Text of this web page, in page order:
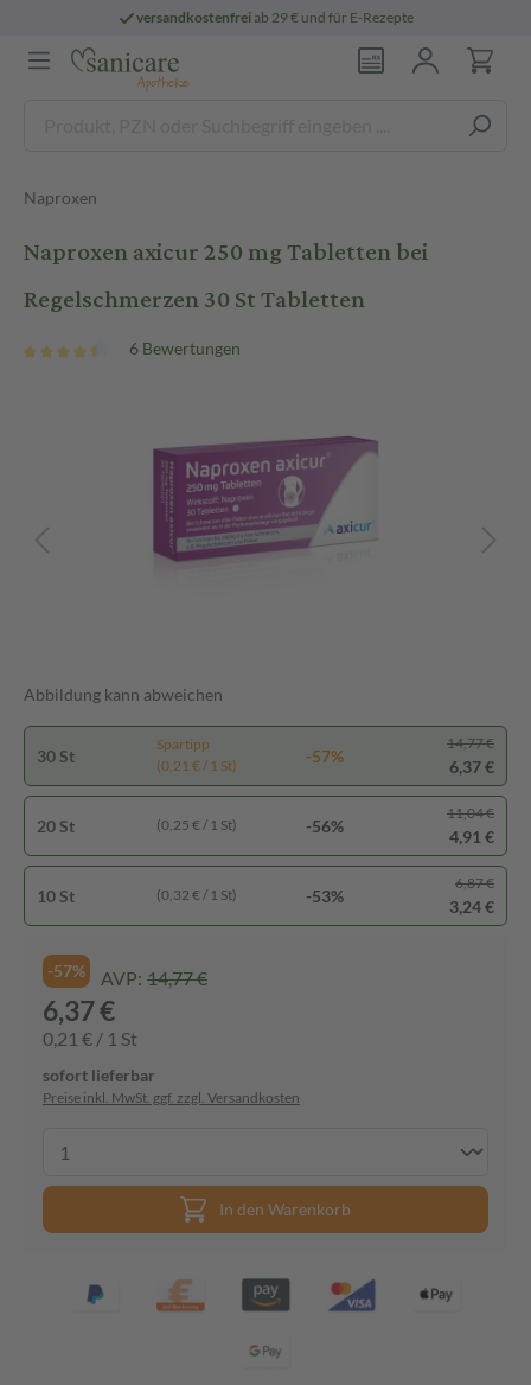
versandkostenfreiab 29 € und für E-Rezepte
Naproxen
Naproxen axicur 250 mg Tabletten bei
Regelschmerzen 30 St Tabletten
6 Bewertungen
Abbildung kann abweichen
30 St
Spartipp
(0,21 € / 1 St)
-57%
14,77 €
6,37 €
20 St (0,25 € / 1 St) -56%
11,04 €
4,91 €
10 St (0,32 € / 1 St) -53%
6,87 €
3,24 €
-57% AVP: 14,77 €
6,37 €
0,21 € / 1 St
sofort lieferbar
Preise inkl. MwSt. ggf. zzgl. Versandkosten
In den Warenkorb